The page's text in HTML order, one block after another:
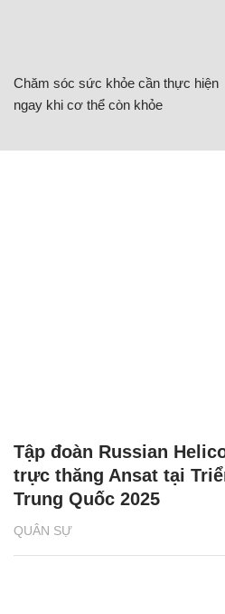
Chăm sóc sức khỏe cần thực hiện
ngay khi cơ thể còn khỏe
QUÂN SỰ
Tập đoàn Russian
trực thăng Ansat tại
Trung Quốc 2025